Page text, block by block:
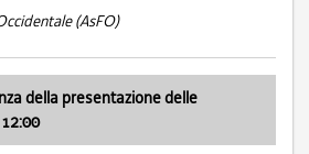
(AsFO)
della presentazione delle